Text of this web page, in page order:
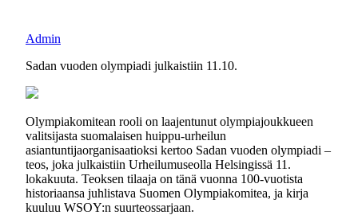
Admin
Sadan vuoden olympiadi julkaistiin 11.10.
Olympiakomitean rooli on laajentunut olympiajoukkueen
valitsijasta suomalaisen huippu-urheilun
asiantuntijaorganisaatioksi kertoo Sadan vuoden olympiadi –
teos, joka julkaistiin Urheilumuseolla Helsingissä 11.
lokakuuta. Teoksen tilaaja on tänä vuonna 100-vuotista
historiaansa juhlistava Suomen Olympiakomitea, ja kirja
kuuluu WSOY:n suurteossarjaan.